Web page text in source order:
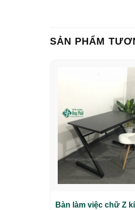
SẢN PHẨM
Bàn làm việc chữ Z